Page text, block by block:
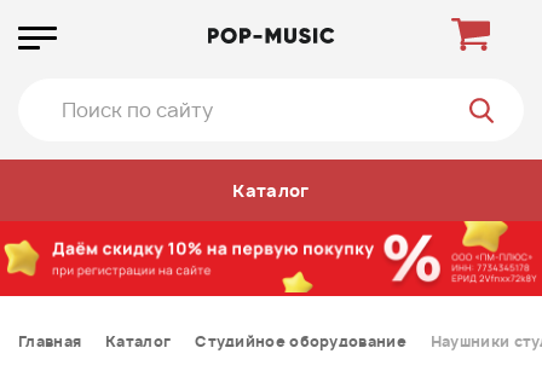
Каталог
Главная Каталог Студийное оборудование Наушники